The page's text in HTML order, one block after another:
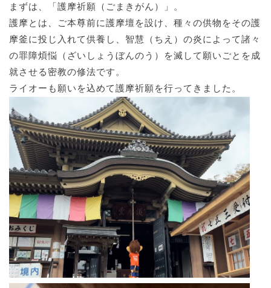
まずは、「護摩祈願（ごまきがん）」。
護摩とは、ご本尊前に護摩壇を設け、種々の供物をその護
摩釜に投じ入れて供養し、智慧（ちえ）の炎によって諸々
の罪障煩悩（ざいしょうぼんのう）を滅して願いごとを成
就させる密教の修法です。
ライオーも願いを込めて護摩祈願を行ってきました。